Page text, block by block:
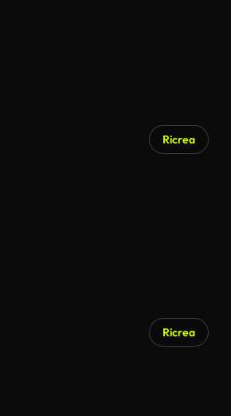
Ricrea
Ricrea